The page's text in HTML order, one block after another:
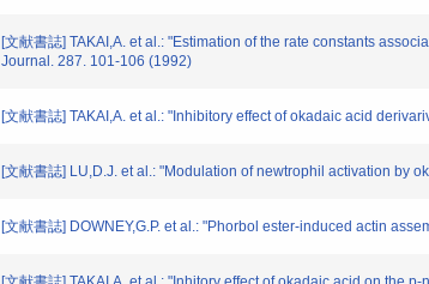
[文献書誌] TAKAI,A. et al.: "Estimation of the rate constants
Journal. 287. 101-106 (1992)
[文献書誌] TAKAI,A. et al.: "Inhibitory effect of okadaic acid
[文献書誌] LU,D.J. et al.: "Modulation of newtrophil activation by
[文献書誌] DOWNEY,G.P. et al.: "Phorbol ester-induced actin